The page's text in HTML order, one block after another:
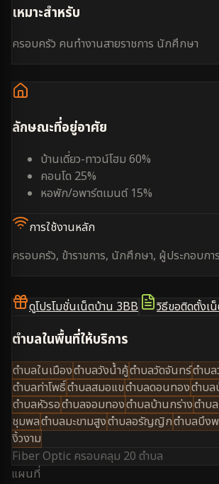
เหมาะสำหรับ
ครอบครัว คนทำงานสายราชการ นักศึกษา
ลักษณะที่อยู่อาศัย
บ้านเดี่ยว-ทาวน์โฮม 60%
คอนโด 25%
หอพัก/อพาร์ตเมนต์ 15%
การใช้งานหลัก
ครอบครัว, ข้าราชการ, นักศึกษา, ผู้ประกอบก
ดูโปรโมชั่นเน็ตบ้าน 3BB วิธีขอติดตั้งเ
ตำบลในพื้นที่ให้บริการ
ตำบลในเมืองตำบลวังน้ำคู้ตำบลวัดจันทร์ตำบ
ตำบลท่าโพธิ์ตำบลสมอแขตำบลดอนทองตำบล
ตำบลหัวรอตำบลจอมทองตำบลบ้านกร่างตำบ
ชุมพลตำบลมะขามสูงตำบลอรัญญิกตำบลบึง
งิ้วงาม
Fiber Optic ครอบคลุม 20 ตำบล
แผนที่